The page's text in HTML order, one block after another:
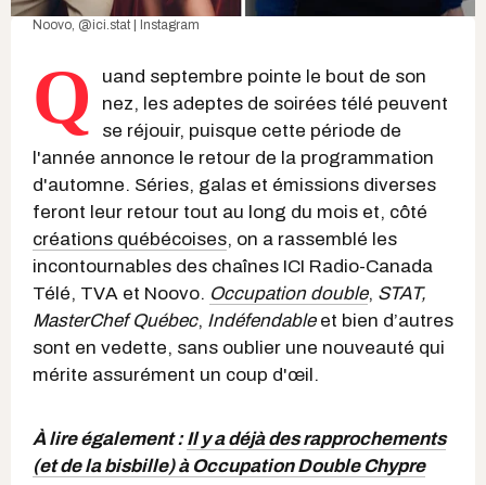
Noovo @ici.stat | Instagram
Q
uand septembre pointe le bout de son
nez, les adeptes de soirées télé peuvent
se réjouir, puisque cette période de
l'année annonce le retour de la programmation
d'automne. Séries, galas et émissions diverses
feront leur retour tout au long du mois et, côté
créations québécoises, on a rassemblé les
incontournables des chaînes ICI Radio-Canada
Télé, TVA et Noovo. Occupation double, STAT,
MasterChef Québec, Indéfendable et bien d’autres
sont en vedette, sans oublier une nouveauté qui
mérite assurément un coup d'œil.
À lire également :Il y a déjà des rapprochements
(et de la bisbille) à Occupation Double Chypre